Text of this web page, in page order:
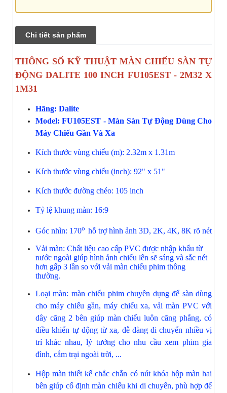
Chi tiết sản phẩm
THÔNG SỐ KỸ THUẬT MÀN CHIẾU SÀN TỰ
ĐỘNG DALITE 100 INCH FU105EST - 2M32 X
1M31
Hãng: Dalite
Model: FU105EST - Màn Sàn Tự Động Dùng Cho
Máy Chiếu Gần Và Xa
Kích thước vùng chiếu (m): 2.32m x 1.31m
Kích thước vùng chiếu (inch): 92" x 51"
Kích thước đường chéo: 105 inch
Tỷ lệ khung màn: 16:9
Góc nhìn: 170o hỗ trợ hình ảnh 3D, 2K, 4K, 8K rõ nét
Vải màn: Chất liệu cao cấp PVC được nhập khẩu từ
nước ngoài giúp hình ảnh chiếu lên sẽ sáng và sắc nét
hơn gấp 3 lần so với vải màn chiếu phim thông
thường.
Loại màn: màn chiếu phim chuyên dụng để sàn dùng
cho máy chiếu gần, máy chiếu xa, vải màn PVC với
dây căng 2 bên giúp màn chiếu luôn căng phẳng, có
điều khiển tự động từ xa, dễ dàng di chuyển nhiều vị
trí khác nhau, lý tưởng cho nhu cầu xem phim gia
đình, cắm trại ngoài trời, ...
Hộp màn thiết kế chắc chắn có nút khóa hộp màn hai
bên giúp cố định màn chiếu khi di chuyển, phù hợp để